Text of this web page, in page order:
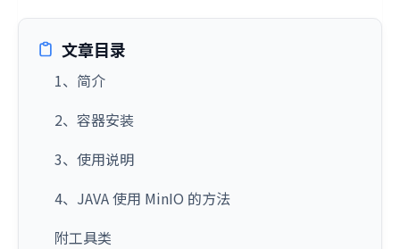
文章目录
1、简介
2、容器安装
3、使用说明
4、JAVA 使用 MinIO 的方法
附工具类